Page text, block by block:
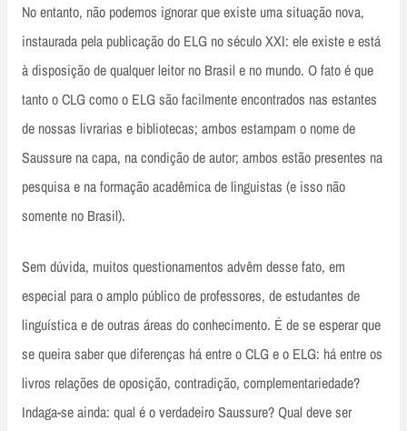
No entanto, não podemos ignorar que existe uma situação nova,
instaurada pela publicação do ELG no século XXI: ele existe e está
à disposição de qualquer leitor no Brasil e no mundo. O fato é que
tanto o CLG como o ELG são facilmente encontrados nas estantes
de nossas livrarias e bibliotecas; ambos estampam o nome de
Saussure na capa, na condição de autor; ambos estão presentes na
pesquisa e na formação acadêmica de linguistas (e isso não
somente no Brasil).
Sem dúvida, muitos questionamentos advêm desse fato, em
especial para o amplo público de professores, de estudantes de
linguística e de outras áreas do conhecimento. É de se esperar que
se queira saber que diferenças há entre o CLG e o ELG: há entre os
livros relações de oposição, contradição, complementariedade?
Indaga-se ainda: qual é o verdadeiro Saussure? Qual deve ser